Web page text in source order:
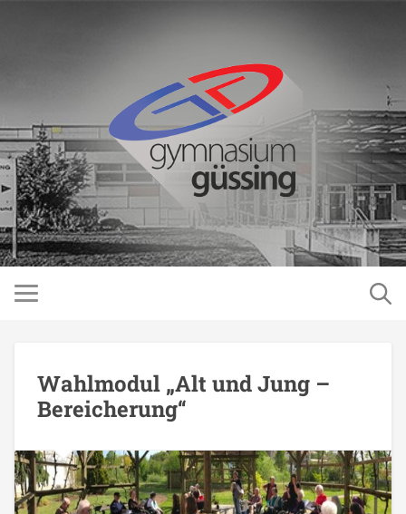
Wahlmodul „Alt und Jung –
Bereicherung“